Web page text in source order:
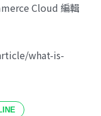
Cloud 編輯
what-is-